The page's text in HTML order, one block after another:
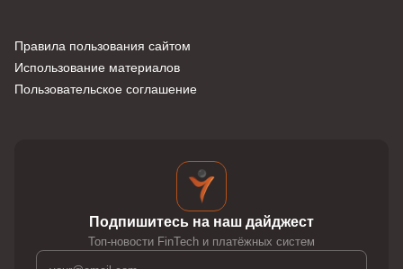
Правила пользования сайтом
Использование материалов
Пользовательское соглашение
Подпишитесь на наш дайджест
Топ-новости FinTech и платёжных систем